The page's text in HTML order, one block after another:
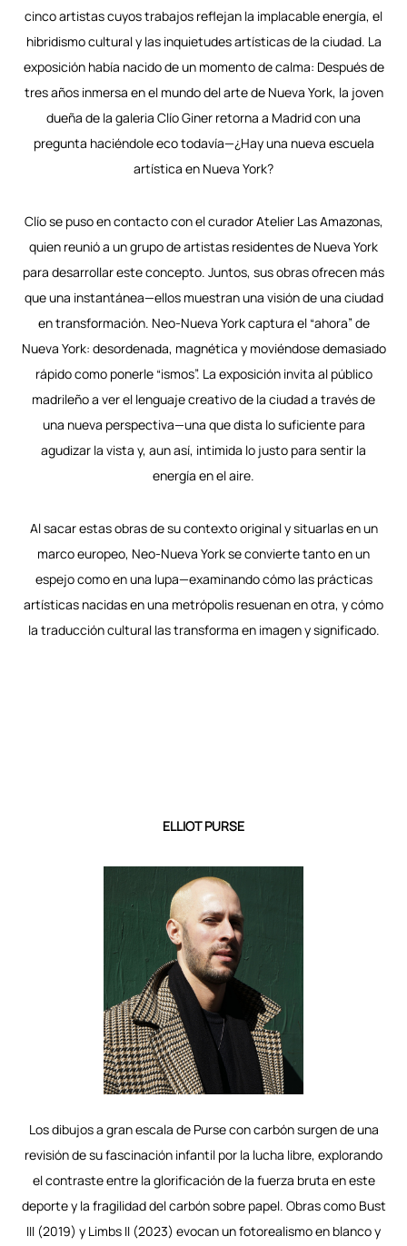
cinco artistas cuyos trabajos reflejan la implacable energía, el
hibridismo cultural y las inquietudes artísticas de la ciudad. La
exposición había nacido de un momento de calma: Después de
tres años inmersa en el mundo del arte de Nueva York, la joven
dueña de la galeria Clío Giner retorna a Madrid con una
pregunta haciéndole eco todavía—¿Hay una nueva escuela
artística en Nueva York?
Clío se puso en contacto con el curador Atelier Las Amazonas,
quien reunió a un grupo de artistas residentes de Nueva York
para desarrollar este concepto. Juntos, sus obras ofrecen más
que una instantánea—ellos muestran una visión de una ciudad
en transformación. Neo-Nueva York captura el “ahora” de
Nueva York: desordenada, magnética y moviéndose demasiado
rápido como ponerle “ismos”. La exposición invita al público
madrileño a ver el lenguaje creativo de la ciudad a través de
una nueva perspectiva—una que dista lo suficiente para
agudizar la vista y, aun así, intimida lo justo para sentir la
energía en el aire.
Al sacar estas obras de su contexto original y situarlas en un
marco europeo, Neo-Nueva York se convierte tanto en un
espejo como en una lupa—examinando cómo las prácticas
artísticas nacidas en una metrópolis resuenan en otra, y cómo
la traducción cultural las transforma en imagen y significado.
ELLIOT PURSE
Los dibujos a gran escala de Purse con carbón surgen de una
revisión de su fascinación infantil por la lucha libre, explorando
el contraste entre la glorificación de la fuerza bruta en este
deporte y la fragilidad del carbón sobre papel. Obras como Bust
III (2019) y Limbs II (2023) evocan un fotorealismo en blanco y